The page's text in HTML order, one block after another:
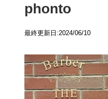
phonto
最終更新日:2024/06/10